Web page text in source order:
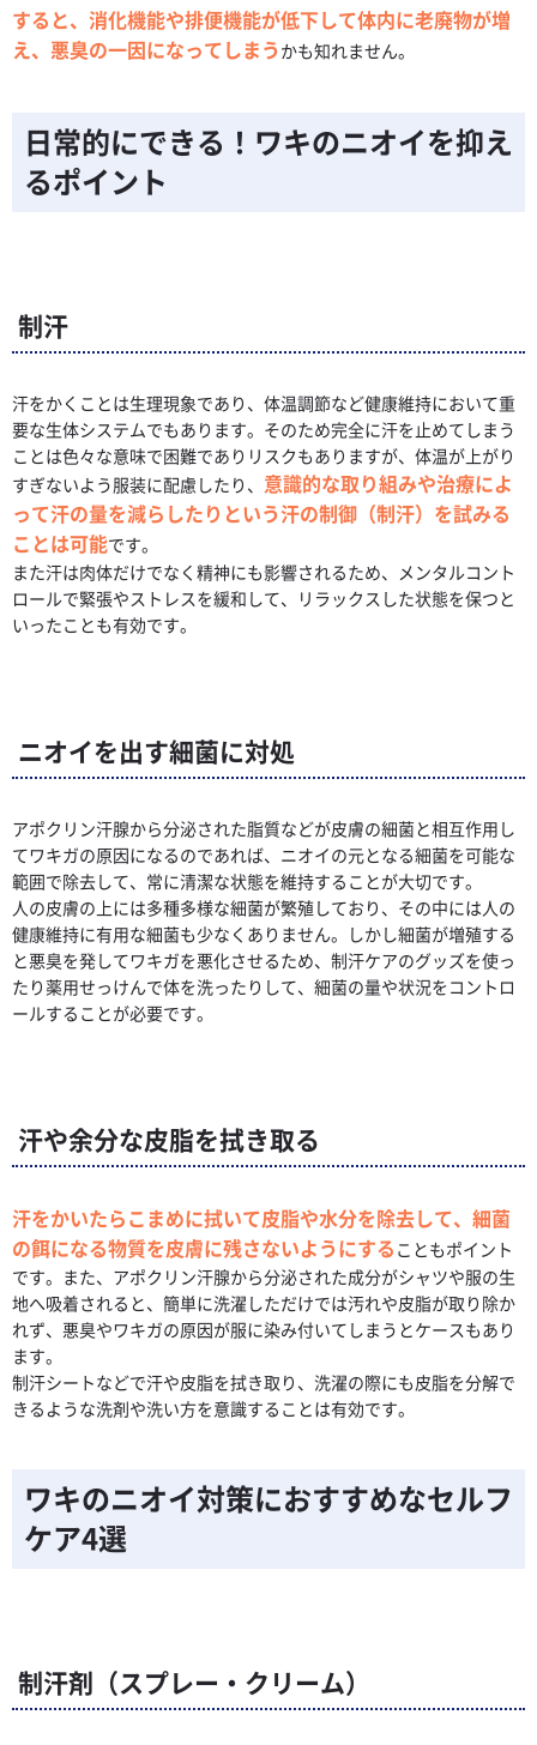
すると、消化機能や排便機能が低下して体内に老廃物が増
え、悪臭の一因になってしまうかも知れません。
日常的にできる！ワキのニオイを抑え
るポイント
制汗
汗をかくことは生理現象であり、体温調節など健康維持において重
要な生体システムでもあります。そのため完全に汗を止めてしまう
ことは色々な意味で困難でありリスクもありますが、体温が上がり
すぎないよう服装に配慮したり、 意識的な取り組みや治療によ
って汗の量を減らしたりという汗の制御（制汗）を試みる
ことは可能です。
また汗は肉体だけでなく精神にも影響されるため、メンタルコント
ロールで緊張やストレスを緩和して、リラックスした状態を保つと
いったことも有効です。
ニオイを出す細菌に対処
アポクリン汗腺から分泌された脂質などが皮膚の細菌と相互作用し
てワキガの原因になるのであれば、ニオイの元となる細菌を可能な
範囲で除去して、常に清潔な状態を維持することが大切です。
人の皮膚の上には多種多様な細菌が繁殖しており、その中には人の
健康維持に有用な細菌も少なくありません。しかし細菌が増殖する
と悪臭を発してワキガを悪化させるため、制汗ケアのグッズを使っ
たり薬用せっけんで体を洗ったりして、細菌の量や状況をコントロ
ールすることが必要です。
汗や余分な皮脂を拭き取る
汗をかいたらこまめに拭いて皮脂や水分を除去して、細菌
の餌になる物質を皮膚に残さないようにする こともポイント
です。また、アポクリン汗腺から分泌された成分がシャツや服の生
地へ吸着されると、簡単に洗濯しただけでは汚れや皮脂が取り除か
れず、悪臭やワキガの原因が服に染み付いてしまうとケースもあり
ます。
制汗シートなどで汗や皮脂を拭き取り、洗濯の際にも皮脂を分解で
きるような洗剤や洗い方を意識することは有効です。
ワキのニオイ対策におすすめなセルフ
ケア4選
制汗剤（スプレー・クリーム）